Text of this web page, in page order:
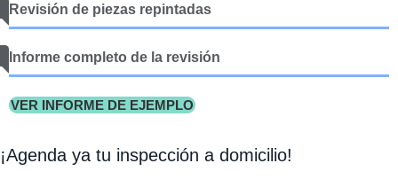
Revisión de piezas repintadas
Informe completo de la revisión
VER INFORME DE EJEMPLO
¡Agenda ya tu inspección a domicilio!